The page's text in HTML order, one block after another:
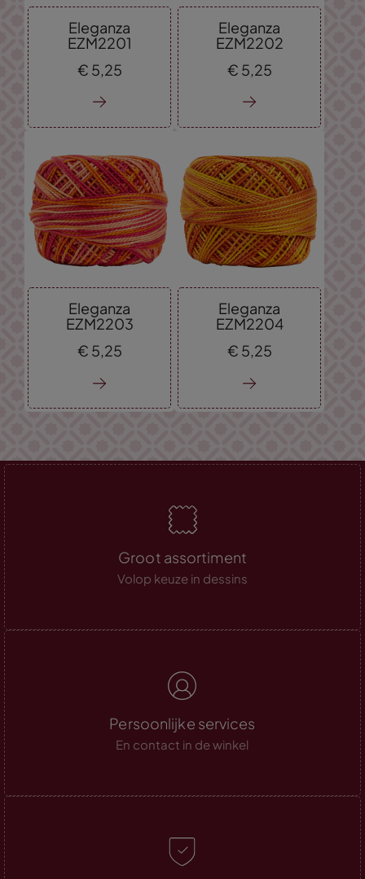
Eleganza
EZM2201
€ 5,25
Eleganza
EZM2202
€ 5,25
Eleganza
EZM2203
€ 5,25
Eleganza
EZM2204
€ 5,25
Groot assortiment
Volop keuze in dessins
Persoonlijke services
En contact in de winkel